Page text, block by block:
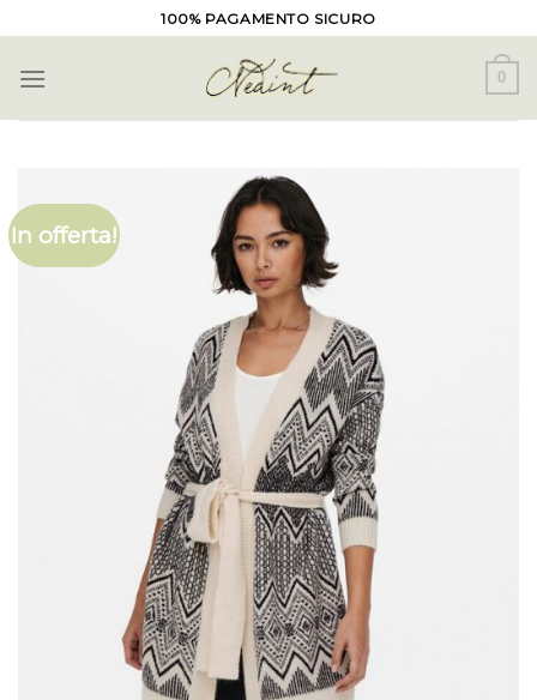
to
content
100% PAGAMENTO SICURO
0
In offerta!